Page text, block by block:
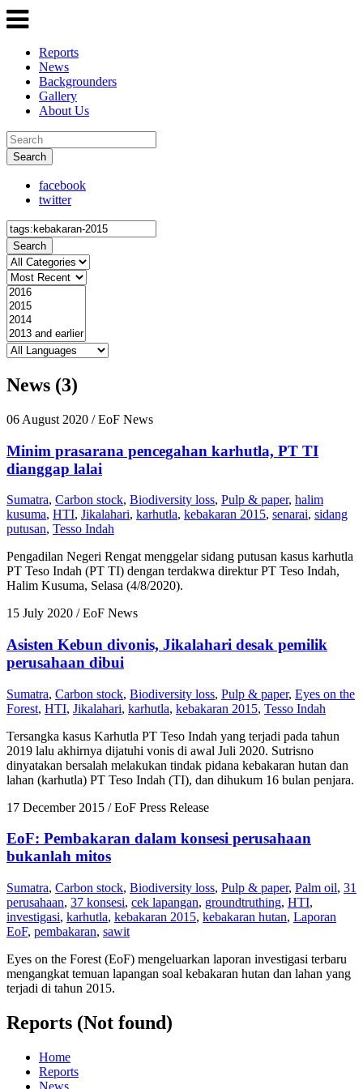
Reports
News
Backgrounders
Gallery
About Us
Search
facebook
twitter
Search
News (3)
06 August 2020 / EoF News
Minim prasarana pencegahan karhutla, PT TI
dianggap lalai
Sumatra, Carbon stock, Biodiversity loss, Pulp & paper, halim
kusuma, HTI, Jikalahari, karhutla, kebakaran 2015, senarai, sidang
putusan, Tesso Indah
Pengadilan Negeri Rengat menggelar sidang putusan kasus karhutla
PT Teso Indah (PT TI) dengan terdakwa direktur PT Teso Indah,
Halim Kusuma, Selasa (4/8/2020).
15 July 2020 / EoF News
Asisten Kebun divonis, Jikalahari desak pemilik
perusahaan dibui
Sumatra, Carbon stock, Biodiversity loss, Pulp & paper, Eyes on the
Forest, HTI, Jikalahari, karhutla, kebakaran 2015, Tesso Indah
Tersangka kasus Karhutla PT Teso Indah yang terjadi pada tahun
2019 lalu akhirnya dijatuhi vonis di awal Juli 2020. Sutrisno
dinyatakan bersalah melakukan tindak pidana kebakaran hutan dan
lahan (karhutla) PT Teso Indah (TI), dan dihukum 16 bulan penjara.
17 December 2015 / EoF Press Release
EoF: Pembakaran dalam konsesi perusahaan
bukanlah mitos
Sumatra, Carbon stock, Biodiversity loss, Pulp & paper, Palm oil, 31
perusahaan, 37 konsesi, cek lapangan, groundtruthing, HTI,
investigasi, karhutla, kebakaran 2015, kebakaran hutan, Laporan
EoF, pembakaran, sawit
Eyes on the Forest (EoF) mengeluarkan laporan investigasi terbaru
mengangkat temuan lapangan soal kebakaran hutan dan lahan yang
terjadi di tahun 2015.
Reports (Not found)
Home
Reports
News